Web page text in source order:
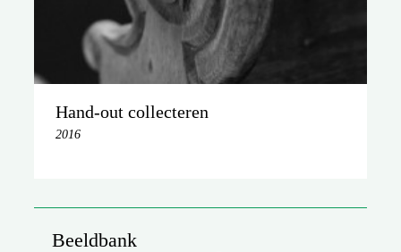
Hand-out collecteren
2016
Beeldbank